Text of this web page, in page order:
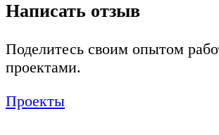
Написать отзыв
Поделитесь своим опытом
проектами.
Проекты